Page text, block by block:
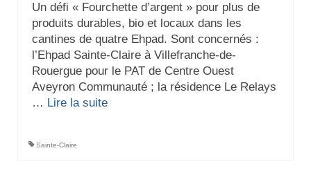
Un défi « Fourchette d’argent » pour plus de
produits durables, bio et locaux dans les
cantines de quatre Ehpad. Sont concernés :
l’Ehpad Sainte-Claire à Villefranche-de-
Rouergue pour le PAT de Centre Ouest
Aveyron Communauté ; la résidence Le Relays
… Lire la suite­­
Sainte-Claire